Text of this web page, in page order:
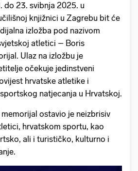
do 23. svibnja 2025. u
knjižnici u Zagrebu bit će
izložba pod nazivom
atletici – Boris
Ulaz na izložbu je
očekuje jedinstveni
hrvatske atletike i
natjecanja u Hrvatskoj.
ostavio je neizbrisiv
hrvatskom sportu, kao
ali i turističko, kulturno i